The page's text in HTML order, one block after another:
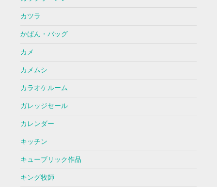
カツラ
かばん・バッグ
カメ
カメムシ
カラオケルーム
ガレッジセール
カレンダー
キッチン
キューブリック作品
キング牧師